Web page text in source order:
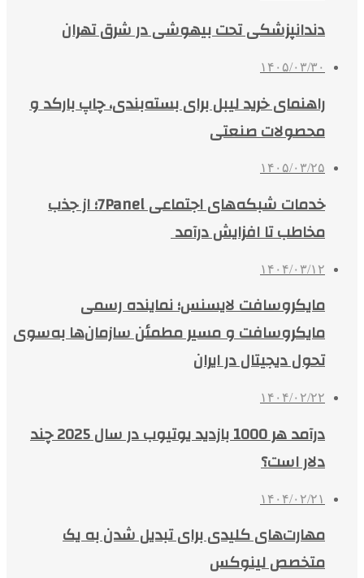
دندانپزشکی تحت بیهوشی در شرق تهران
۱۴۰۵/۰۳/۳۰
راهنمای خرید لیبل برای بسته‌بندی، چاپ بارکد و
محصولات صنعتی
۱۴۰۵/۰۳/۲۵
خدمات شبکه‌های اجتماعی 7Panel؛ از جذب
مخاطب تا افزایش درآمد
۱۴۰۴/۰۳/۱۲
مایکروسافت لایسنس؛ نماینده رسمی
مایکروسافت و مسیر مطمئن سازمان‌ها به‌سوی
تحول دیجیتال در ایران
۱۴۰۴/۰۲/۲۲
درآمد هر 1000 بازدید یوتیوب در سال 2025 چند
دلار است؟
۱۴۰۴/۰۲/۲۱
مهارت‌های کلیدی برای تبدیل شدن به یک
متخصص لینوکس